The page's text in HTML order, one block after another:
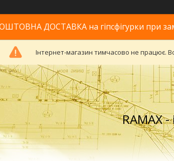
ДОСТАВКА на гіпсфігурки при
Інтернет-магазин тимчасово не працює.
RAMAX